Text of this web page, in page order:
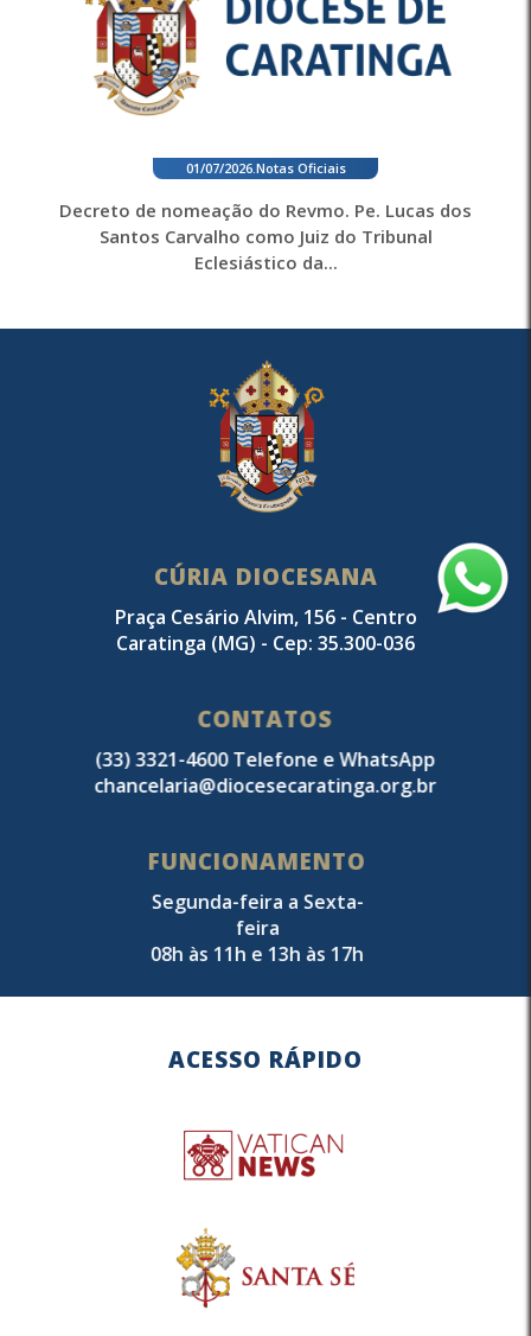
01/07/2026. Notas Oficiais
Decreto de nomeação do Revmo. Pe. Lucas dos
Santos Carvalho como Juiz do Tribunal
Eclesiástico da...
CÚRIA DIOCESANA
Praça Cesário Alvim, 156 - Centro
Caratinga (MG) - Cep: 35.300-036
CONTATOS
(33) 3321-4600 Telefone e WhatsApp
chancelaria@diocesecaratinga.org.br
FUNCIONAMENTO
Segunda-feira a Sexta-
feira
08h às 11h e 13h às 17h
ACESSO RÁPIDO